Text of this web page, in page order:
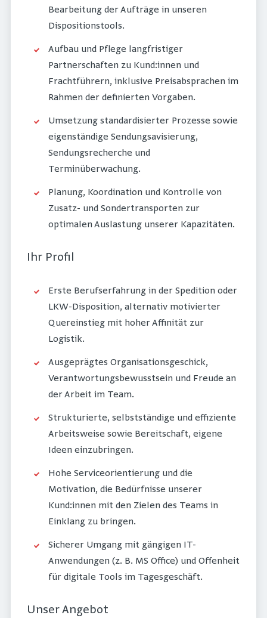
Bearbeitung der Aufträge in unseren
Dispositionstools.
Aufbau und Pflege langfristiger
Partnerschaften zu Kund:innen und
Frachtführern, inklusive Preisabsprachen im
Rahmen der definierten Vorgaben.
Umsetzung standardisierter Prozesse sowie
eigenständige Sendungsavisierung,
Sendungsrecherche und
Terminüberwachung.
Planung, Koordination und Kontrolle von
Zusatz- und Sondertransporten zur
optimalen Auslastung unserer Kapazitäten.
Ihr Profil
Erste Berufserfahrung in der Spedition oder
LKW-Disposition, alternativ motivierter
Quereinstieg mit hoher Affinität zur
Logistik.
Ausgeprägtes Organisationsgeschick,
Verantwortungsbewusstsein und Freude an
der Arbeit im Team.
Strukturierte, selbstständige und effiziente
Arbeitsweise sowie Bereitschaft, eigene
Ideen einzubringen.
Hohe Serviceorientierung und die
Motivation, die Bedürfnisse unserer
Kund:innen mit den Zielen des Teams in
Einklang zu bringen.
Sicherer Umgang mit gängigen IT-
Anwendungen (z. B. MS Office) und Offenheit
für digitale Tools im Tagesgeschäft.
Unser Angebot